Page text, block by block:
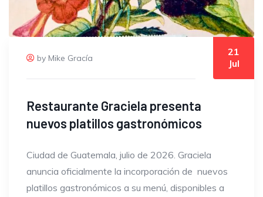
by Mike Gracía
21
Jul
Restaurante Graciela presenta
nuevos platillos gastronómicos
Ciudad de Guatemala, julio de 2026. Graciela
anuncia oficialmente la incorporación de nuevos
platillos gastronómicos a su menú, disponibles a